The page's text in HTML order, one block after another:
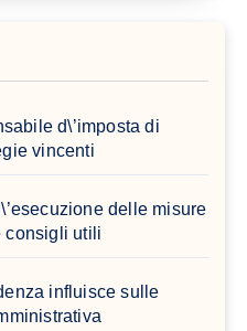
d\’imposta di
vincenti
delle misure
consigli utili
influisce sulle